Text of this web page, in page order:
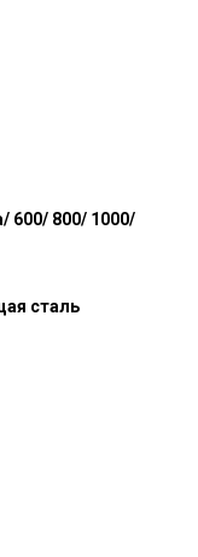
600/ 800/ 1000/
сталь